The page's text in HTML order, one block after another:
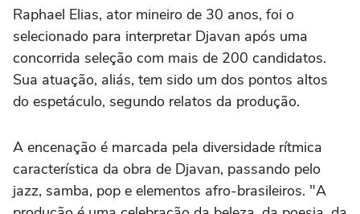
Raphael Elias, ator mineiro de 30 anos, foi o
selecionado para interpretar Djavan após uma
concorrida seleção com mais de 200 candidatos.
Sua atuação, aliás, tem sido um dos pontos altos
do espetáculo, segundo relatos da produção.
A encenação é marcada pela diversidade rítmica
característica da obra de Djavan, passando pelo
jazz, samba, pop e elementos afro-brasileiros. "A